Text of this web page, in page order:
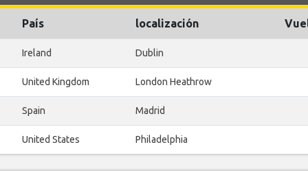
País localización
Ireland Dublin
United Kingdom London Heathrow
Spain Madrid
United States Philadelphia